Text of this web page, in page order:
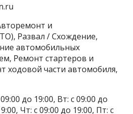
и
Развал / Схождение,
автомобильных
Ремонт стартеров и
ходовой части автомобиля,
до 19:00, Вт: с 09:00 до
Чт: с 09:00 до 19:00, Пт: с